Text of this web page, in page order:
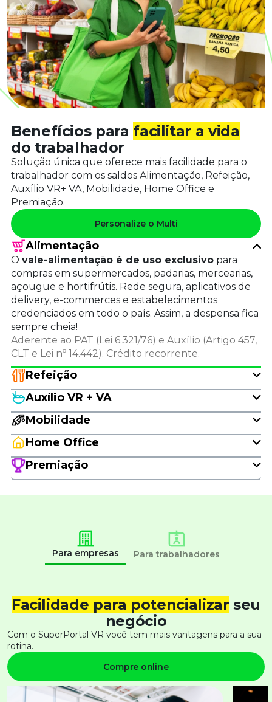
Benefícios para facilitar a vida
do trabalhador
Solução única que oferece mais facilidade para o
trabalhador com os saldos Alimentação, Refeição,
Auxílio VR+ VA, Mobilidade, Home Office e
Premiação.
Personalize o Multi
Alimentação
O vale-alimentação é de uso exclusivo para
compras em supermercados, padarias, mercearias,
açougue e hortifrútis. Rede segura, aplicativos de
delivery, e-commerces e estabelecimentos
credenciados em todo o país. Assim, a despensa fica
sempre cheia!
Aderente ao PAT (Lei 6.321/76) e Auxílio (Artigo 457,
CLT e Lei nº 14.442). Crédito recorrente.
Refeição
Auxílio VR + VA
Mobilidade
Home Office
Premiação
Para empresas Para trabalhadores
Facilidade para potencializar seu
negócio
Com o SuperPortal VR você tem mais vantagens para a sua
rotina.
Compre online